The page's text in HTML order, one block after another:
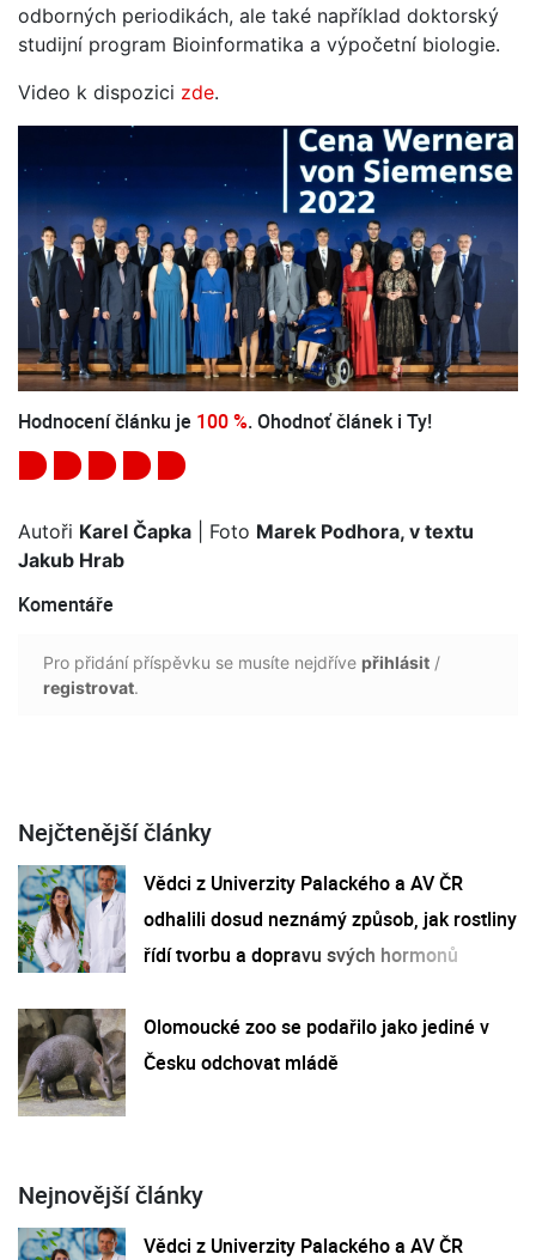
odborných periodikách, ale také například doktorský
studijní program Bioinformatika a výpočetní biologie.
Video k dispozici zde.
Hodnocení článku je 100 %. Ohodnoť článek i Ty!
Autoři Karel Čapka | Foto Marek Podhora, v textu
Jakub Hrab
Komentáře
Pro přidání příspěvku se musíte nejdříve přihlásit /
registrovat.
Nejčtenější články
Vědci z Univerzity Palackého a AV ČR
odhalili dosud neznámý způsob, jak rostliny
řídí tvorbu a dopravu svých hormonů
Olomoucké zoo se podařilo jako jediné v
Česku odchovat mládě
Nejnovější články
Vědci z Univerzity Palackého a AV ČR